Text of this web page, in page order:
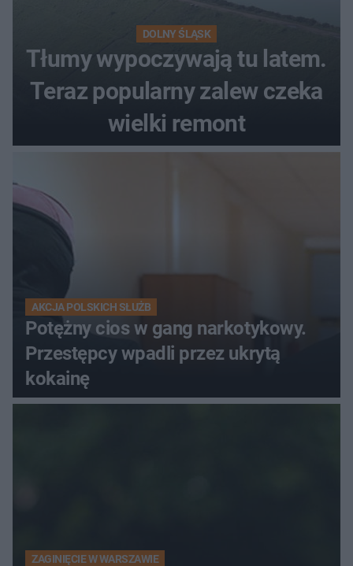
DOLNY ŚLĄSK
Tłumy wypoczywają tu latem.
Teraz popularny zalew czeka
wielki remont
AKCJA POLSKICH SŁUŻB
Potężny cios w gang narkotykowy.
Przestępcy wpadli przez ukrytą
kokainę
ZAGINIĘCIE W WARSZAWIE